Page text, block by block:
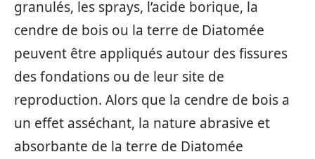
granulés, les sprays, l’acide borique, la
cendre de bois ou la terre de Diatomée
peuvent être appliqués autour des fissures
des fondations ou de leur site de
reproduction. Alors que la cendre de bois a
un effet asséchant, la nature abrasive et
absorbante de la terre de Diatomée